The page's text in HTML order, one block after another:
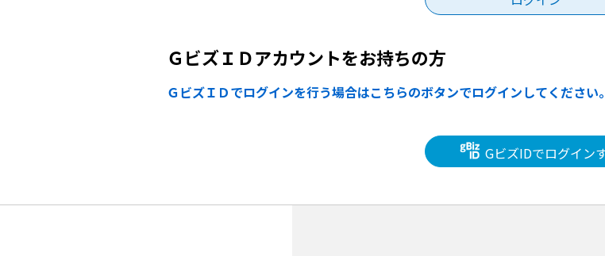
ＧビズＩＤアカウントをお持ちの方
ＧビズＩＤでログインを行う場合はこちらのボタンでログインしてください。
GビズIDでログイン